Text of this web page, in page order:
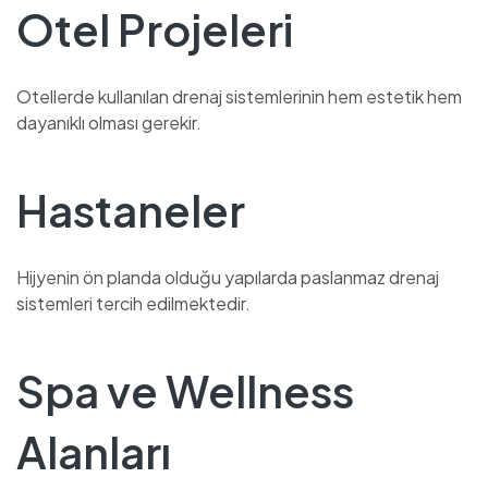
Otel Projeleri
Otellerde kullanılan drenaj sistemlerinin hem estetik hem
dayanıklı olması gerekir.
Hastaneler
Hijyenin ön planda olduğu yapılarda paslanmaz drenaj
sistemleri tercih edilmektedir.
Spa ve Wellness
Alanları